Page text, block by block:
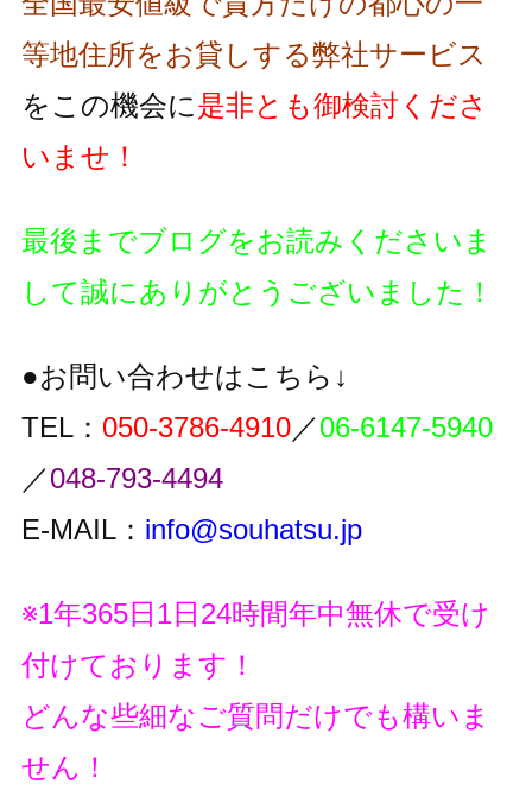
等地住所をお貸しする弊社サービス
をこの機会に是非とも御検討くださ
いませ！
最後までブログをお読みくださいま
して誠にありがとうございました！
●お問い合わせはこちら↓
TEL： 050-3786-4910／06-6147-5940
／048-793-4494
E-MAIL： info@souhatsu.jp
※1年365日1日24時間年中無休で受け
付けております！
どんな些細なご質問だけでも構いま
せん！